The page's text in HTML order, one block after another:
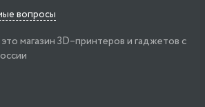
вопросы
магазин 3D–принтеров и гаджетов с